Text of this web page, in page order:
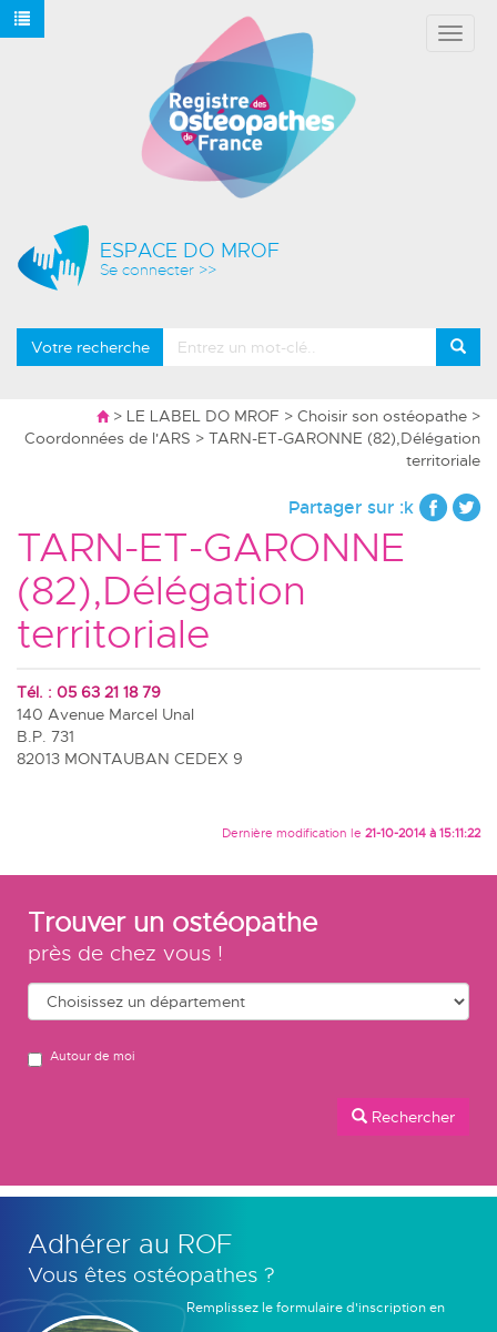
ESPACE DO MROF
Se connecter >>
Votre recherche
> LE LABEL DO MROF > Choisir son ostéopathe >
Coordonnées de l'ARS > TARN-ET-GARONNE (82),Délégation
territoriale
Partager sur :k
TARN-ET-GARONNE
(82),Délégation
territoriale
Tél. : 05 63 21 18 79
140 Avenue Marcel Unal
B.P. 731
82013 MONTAUBAN CEDEX 9
Dernière modification le 21-10-2014 à 15:11:22
Trouver un ostéopathe
près de chez vous !
Autour de moi
Rechercher
Adhérer au ROF
Vous êtes ostéopathes ?
Remplissez le formulaire d'inscription en